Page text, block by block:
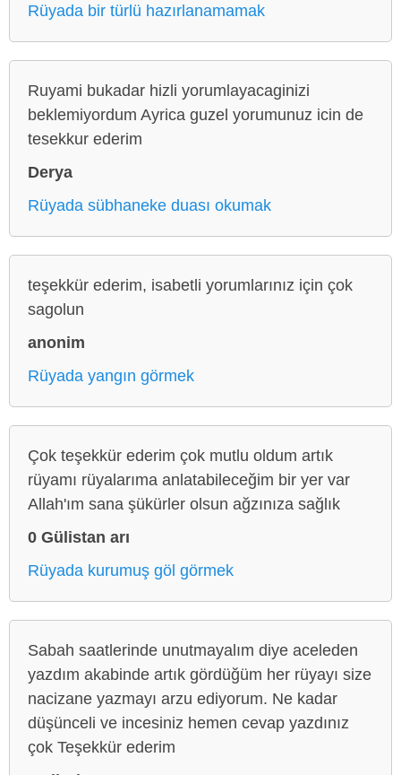
Rüyada bir türlü hazırlanamamak
Ruyami bukadar hizli yorumlayacaginizi
beklemiyordum Ayrica guzel yorumunuz icin de
tesekkur ederim
Derya
Rüyada sübhaneke duası okumak
teşekkür ederim, isabetli yorumlarınız için çok
sagolun
anonim
Rüyada yangın görmek
Çok teşekkür ederim çok mutlu oldum artık
rüyamı rüyalarıma anlatabileceğim bir yer var
Allah'ım sana şükürler olsun ağzınıza sağlık
0 Gülistan arı
Rüyada kurumuş göl görmek
Sabah saatlerinde unutmayalım diye aceleden
yazdım akabinde artık gördüğüm her rüyayı size
nacizane yazmayı arzu ediyorum. Ne kadar
düşünceli ve incesiniz hemen cevap yazdınız
çok Teşekkür ederim